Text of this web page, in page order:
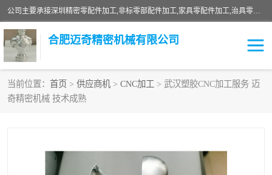
公司主要承接深圳精密零配件加工,非标零部配件加工,家具零配件加工,治具零配件加工,安徽精密零配件加工等各种各种精密机械加工，欢迎来来电咨询！
合肥迈奇精密机械有限公司
当前位置： 首页 > 供应商机 > CNC加工 > 武汉塑胶CNC加工服务 迈
奇精密机械 技术成熟
铣床加工
家具零配件加工 数控精密机加工